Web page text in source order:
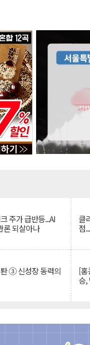
주가 급반등...AI
론 되살아나
클
점
③ 신성장 동력의 [
승,